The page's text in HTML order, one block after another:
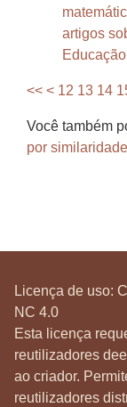
artigos
<< < 12 13 14
Você também
por similaridade
Licença de uso:
NC 4.0
Esta licença
reutilizadores
ao criador.
reutilizadores